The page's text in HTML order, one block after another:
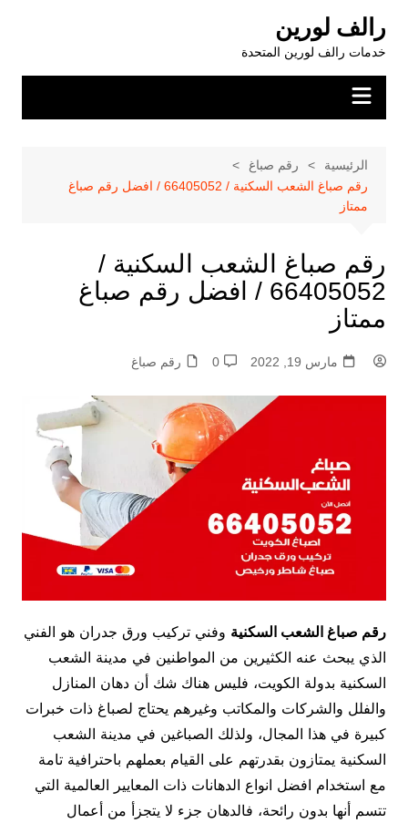
المحتوى
رالف لورين
خدمات رالف لورين المتحدة
الرئيسية
رقم صباغ
رقم صباغ الشعب السكنية / 66405052 / افضل رقم صباغ
ممتاز
رقم صباغ الشعب السكنية /
66405052 / افضل رقم صباغ
ممتاز
مارس 19, 2022 0 رقم صباغ
رقم صباغ الشعب السكنية وفني تركيب ورق جدران هو الفني
الذي يبحث عنه الكثيرين من المواطنين في مدينة الشعب
السكنية بدولة الكويت، فليس هناك شك أن دهان المنازل
والفلل والشركات والمكاتب وغيرهم يحتاج لصباغ ذات خبرات
كبيرة في هذا المجال، ولذلك الصباغين في مدينة الشعب
السكنية يمتازون بقدرتهم على القيام بعملهم باحترافية تامة
مع استخدام افضل انواع الدهانات ذات المعايير العالمية التي
تتسم أنها بدون رائحة، فالدهان جزء لا يتجزأ من أعمال